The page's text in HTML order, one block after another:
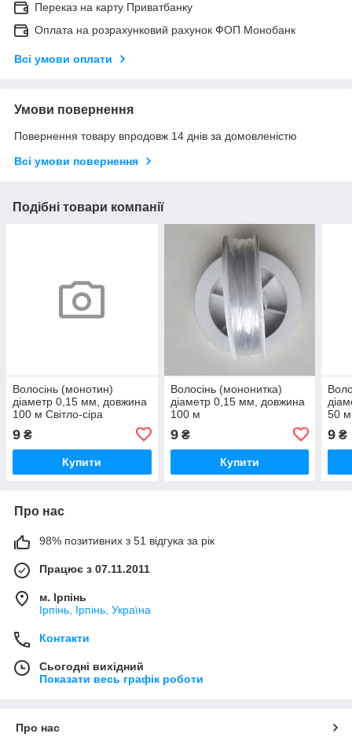
Переказ на карту Приватбанку
Оплата на розрахунковий рахунок ФОП Монобанк
Всі умови оплати
Умови повернення
Повернення товару впродовж 14 днів за домовленістю
Всі умови повернення
Подібні товари компанії
Волосінь (монотин)
діаметр 0,15 мм, довжина
100 м Світло-сіра
9 ₴
Купити
Волосінь (мононитка)
діаметр 0,15 мм, довжина
100 м
9₴
Купити
50 м
9 ₴
Про нас
98% позитивних з 51 відгука за рік
Працює з 07.11.2011
м. Ірпінь
Ірпінь, Ірпінь, Україна
Контакти
Сьогодні вихідний
Показати весь графік роботи
Про нас